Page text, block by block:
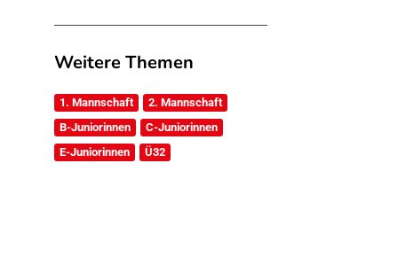
Weitere Themen
1. Mannschaft
2. Mannschaft
B-Juniorinnen
C-Juniorinnen
E-Juniorinnen
Ü32